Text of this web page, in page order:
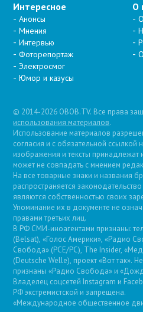
Интересное
Анонсы
Мнения
Интервью
Фоторепортаж
Электросмог
Юмор и казусы
О
© 2014-2026 OBOB.TV. Все права
использования материалов.
Использование материалов
согласия и с обязательной ссылкой
изображения и тексты
может не совпадать с мнением
На все товарные знаки и названия
распространяется
являются собственностью своих
Упоминание их в документе не
правами третьих лиц.
В РФ СМИ-иноагентами признаны:
(Belsat), «Голос Америки», «Радио
Свобода» (PCE/PC), The Insider,
(Deutsche Welle), проект «Вот так».
признаны «Радио Свобода» и
Владелец соцсетей Instagram и
РФ экстремистской и запрещена.
«Международное общественное